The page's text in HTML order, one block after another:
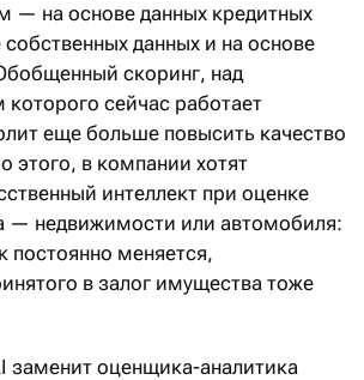
— на основе данных кредитных
данных и на основе
скоринг, над
сейчас работает
еще больше повысить качество
этого, в компании хотят
интеллект при оценке
— недвижимости или автомобиля:
постоянно меняется,
в залог имущества тоже
заменит оценщика-аналитика